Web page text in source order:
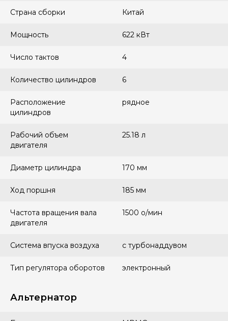
Страна сборки Китай
Мощность 622 кВт
Число тактов 4
Количество цилиндров 6
Расположение
цилиндров
рядное
Рабочий объем
двигателя
25.18 л
Диаметр цилиндра 170 мм
Ход поршня 185 мм
Частота вращения вала
двигателя
1500 о/мин
Система впуска воздуха с турбонаддувом
Тип регулятора оборотов электронный
Альтернатор